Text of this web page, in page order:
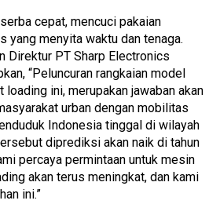
cepat, mencuci pakaian
yang menyita waktu dan tenaga.
Direktur PT Sharp Electronics
“Peluncuran rangkaian model
ini, merupakan jawaban akan
urban dengan mobilitas
Indonesia tinggal di wilayah
diprediksi akan naik di tahun
percaya permintaan untuk mesin
akan terus meningkat, dan kami
ini.”